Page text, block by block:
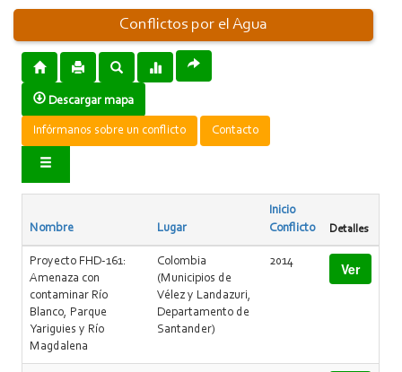
Conflictos por el Agua
Descargar mapa
Infórmanos sobre un conflicto Contacto
Nombre Lugar
Inicio
Conflicto
Detalles
Proyecto FHD-161:
Amenaza con
contaminar Río
Blanco, Parque
Yariguies y Río
Magdalena
Colombia
(Municipios de
Vélez y Landazuri,
Departamento de
Santander)
2014 Ver